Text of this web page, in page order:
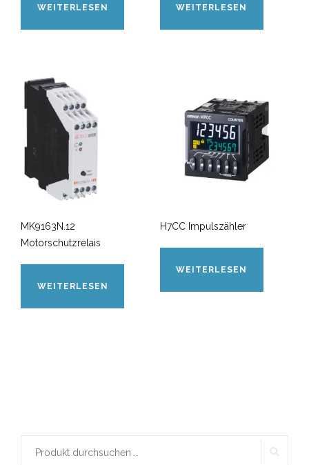
WEITERLESEN WEITERLESEN
MK9163N.12
Motorschutzrelais
WEITERLESEN
H7CC Impulszähler
WEITERLESEN
Suchen